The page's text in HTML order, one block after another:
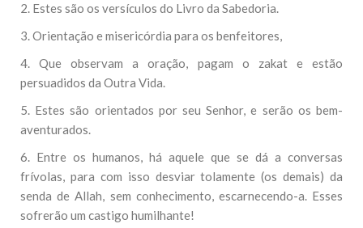
2. Estes são os versículos do Livro da Sabedoria.
3. Orientação e misericórdia para os benfeitores,
4. Que observam a oração, pagam o zakat e estão
persuadidos da Outra Vida.
5. Estes são orientados por seu Senhor, e serão os bem-
aventurados.
6. Entre os humanos, há aquele que se dá a conversas
frívolas, para com isso desviar tolamente (os demais) da
senda de Allah, sem conhecimento, escarnecendo-a. Esses
sofrerão um castigo humilhante!